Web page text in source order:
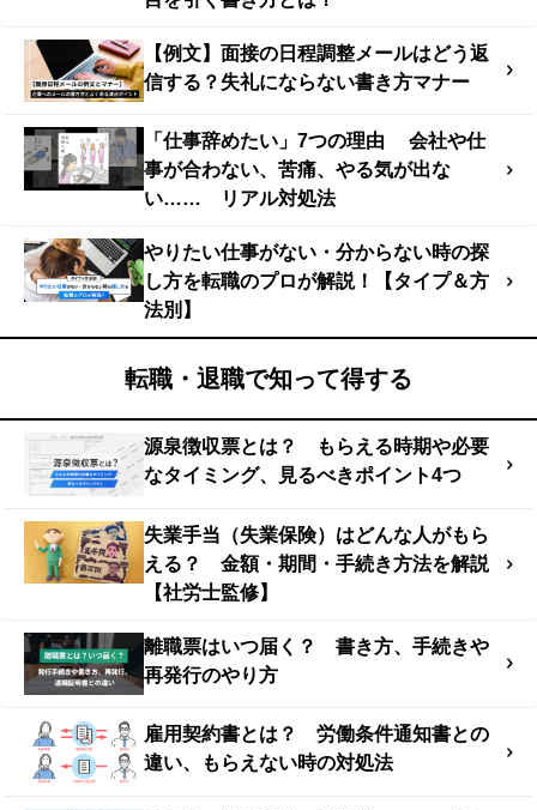
【例文】面接の日程調整メールはどう返
信する？失礼にならない書き方マナー
「仕事辞めたい」7つの理由 会社や仕
事が合わない、苦痛、やる気が出な
い…… リアル対処法
やりたい仕事がない・分からない時の探
し方を転職のプロが解説！【タイプ＆方
法別】
転職・退職で知って得する
源泉徴収票とは？ もらえる時期や必要
なタイミング、見るべきポイント4つ
失業手当（失業保険）はどんな人がもら
える？ 金額・期間・手続き方法を解説
【社労士監修】
離職票はいつ届く？ 書き方、手続きや
再発行のやり方
雇用契約書とは？ 労働条件通知書との
違い、もらえない時の対処法